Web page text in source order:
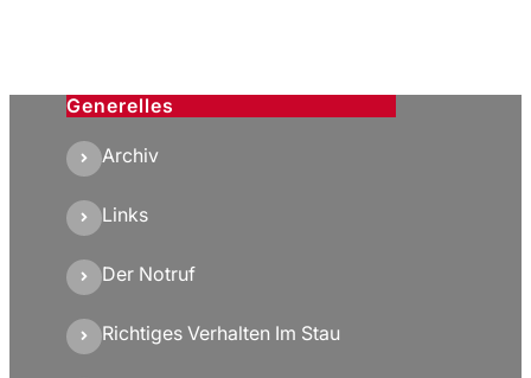
Generelles
Archiv
Links
Der Notruf
Richtiges Verhalten Im Stau